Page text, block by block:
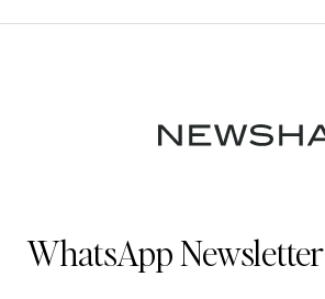
ml
WhatsApp Newsletter